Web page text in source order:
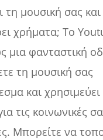
τη μουσική σας
χρήματα; Το
μια φανταστική
τη μουσική σας
και
τις κοινωνικές
Μπορείτε να